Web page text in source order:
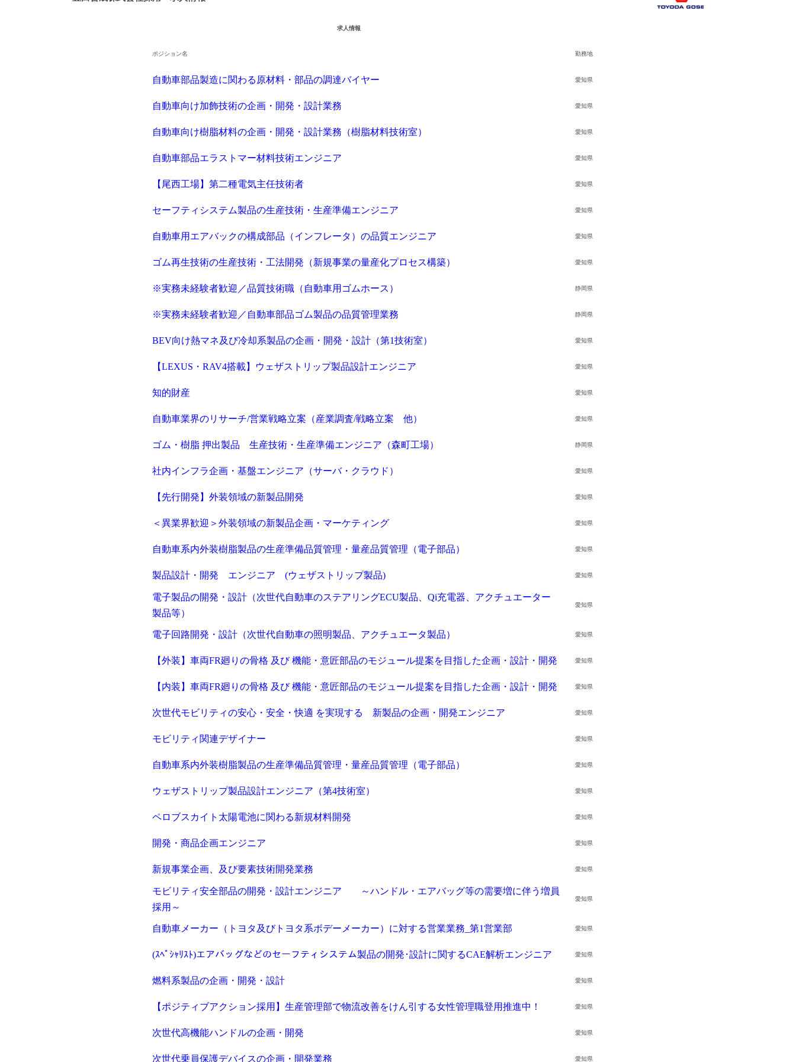
求人検索・転職事例
流通（EC・運輸・小売）
消費財（食品・アパレル・トイレタリー） マスコミ（広告・制作）
求人情報
ポジション名 勤務地
自動車部品製造に関わる原材料・部品の調達バイヤー 愛知県
自動車向け加飾技術の企画・開発・設計業務 愛知県
自動車向け樹脂材料の企画・開発・設計業務（樹脂材料技術室） 愛知県
自動車部品エラストマー材料技術エンジニア 愛知県
【尾西工場】第二種電気主任技術者 愛知県
セーフティシステム製品の生産技術・生産準備エンジニア 愛知県
自動車用エアバックの構成部品（インフレータ）の品質エンジニア 愛知県
ゴム再生技術の生産技術・工法開発（新規事業の量産化プロセス構築） 愛知県
※実務未経験者歓迎／品質技術職（自動車用ゴムホース） 静岡県
※実務未経験者歓迎／自動車部品ゴム製品の品質管理業務 静岡県
BEV向け熱マネ及び冷却系製品の企画・開発・設計（第1技術室） 愛知県
【LEXUS・RAV4搭載】ウェザストリップ製品設計エンジニア 愛知県
知的財産 愛知県
自動車業界のリサーチ/営業戦略立案（産業調査/戦略立案 他） 愛知県
ゴム・樹脂 押出製品 生産技術・生産準備エンジニア（森町工場） 静岡県
社内インフラ企画・基盤エンジニア（サーバ・クラウド） 愛知県
【先行開発】外装領域の新製品開発 愛知県
＜異業界歓迎＞外装領域の新製品企画・マーケティング 愛知県
自動車系内外装樹脂製品の生産準備品質管理・量産品質管理（電子部品） 愛知県
製品設計・開発 エンジニア (ウェザストリップ製品) 愛知県
電子製品の開発・設計（次世代自動車のステアリングECU製品、Qi充電器、アクチュエーター
製品等）
愛知県
電子回路開発・設計（次世代自動車の照明製品、アクチュエータ製品） 愛知県
【外装】車両FR廻りの骨格 及び 機能・意匠部品のモジュール提案を目指した企画・設計・開発 愛知県
【内装】車両FR廻りの骨格 及び 機能・意匠部品のモジュール提案を目指した企画・設計・開発 愛知県
次世代モビリティの安心・安全・快適 を実現する 新製品の企画・開発エンジニア 愛知県
モビリティ関連デザイナー 愛知県
自動車系内外装樹脂製品の生産準備品質管理・量産品質管理（電子部品） 愛知県
ウェザストリップ製品設計エンジニア（第4技術室） 愛知県
ペロブスカイト太陽電池に関わる新規材料開発 愛知県
開発・商品企画エンジニア 愛知県
新規事業企画、及び要素技術開発業務 愛知県
モビリティ安全部品の開発・設計エンジニア ～ハンドル・エアバッグ等の需要増に伴う増員
採用～
愛知県
自動車メーカー（トヨタ及びトヨタ系ボデーメーカー）に対する営業業務_第1営業部 愛知県
(ｽﾍﾟｼｬﾘｽﾄ)エアバッグなどのセーフティシステム製品の開発･設計に関するCAE解析エンジニア 愛知県
燃料系製品の企画・開発・設計 愛知県
【ポジティブアクション採用】生産管理部で物流改善をけん引する女性管理職登用推進中！ 愛知県
次世代高機能ハンドルの企画・開発 愛知県
次世代乗員保護デバイスの企画・開発業務 愛知県
メール認証は当社サービスを利用される方が登録されたメールアドレスがご本人のもので受信可能であることを確認するための仕組みで
す。 これは主に、なりすまし等のセキュリティリスク低減や、サポートにおけるお客様のスムーズな本人認証に役立ちます。お客様が安心
してジェイ エイ シー リクルートメントをお使いいただくための大切な認証操作となります。